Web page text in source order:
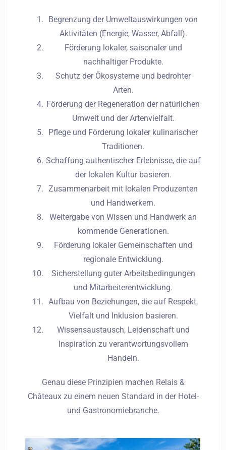
Begrenzung der Umweltauswirkungen von
Aktivitäten (Energie, Wasser, Abfall).
Förderung lokaler, saisonaler und
nachhaltiger Produkte.
Schutz der Ökosysteme und bedrohter
Arten.
Förderung der Regeneration der natürlichen
Umwelt und der Artenvielfalt.
Pflege und Förderung lokaler kulinarischer
Traditionen.
Schaffung authentischer Erlebnisse, die auf
der lokalen Kultur basieren.
Zusammenarbeit mit lokalen Produzenten
und Handwerkern.
Weitergabe von Wissen und Handwerk an
kommende Generationen.
Förderung lokaler Gemeinschaften und
regionale Entwicklung.
Sicherstellung guter Arbeitsbedingungen
und Mitarbeiterentwicklung.
Aufbau von Beziehungen, die auf Respekt,
Vielfalt und Inklusion basieren.
Wissensaustausch, Leidenschaft und
Inspiration zu verantwortungsvollem
Handeln.
Genau diese Prinzipien machen Relais &
Châteaux zu einem neuen Standard in der Hotel-
und Gastronomiebranche.